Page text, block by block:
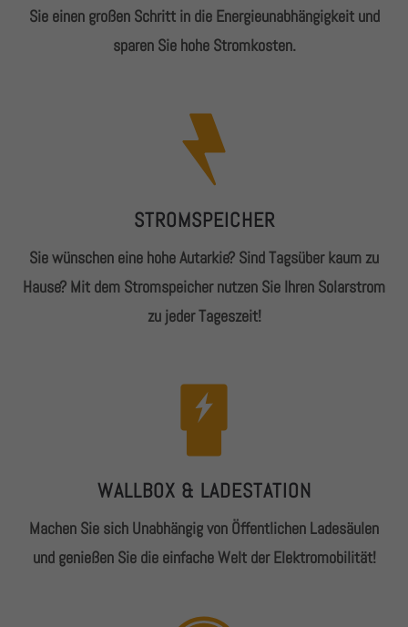
Have any questions?
+44 1234 567 890
info@yourdomain.com
Lorem ipsum dolor sit amet, consectetuer adipiscing
Aenean commodo ligula eget dolor. Aenean massa.
Cum sociis natoque penatibus et magnis dis
parturient montes, nascetur ridiculus mus. Donec
Sie einen großen Schritt in die Energieunabhängigkeit und
sparen Sie hohe Stromkosten.
STROMSPEICHER
Sie wünschen eine hohe Autarkie? Sind Tagsüber kaum zu
Hause? Mit dem Stromspeicher nutzen Sie Ihren Solarstrom
zu jeder Tageszeit!
WALLBOX & LADESTATION
Machen Sie sich Unabhängig von Öffentlichen Ladesäulen
und genießen Sie die einfache Welt der Elektromobilität!